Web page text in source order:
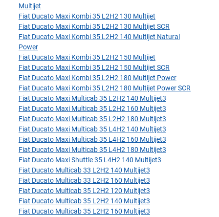
Multijet
Fiat Ducato Maxi Kombi 35 L2H2 130 Multijet
Fiat Ducato Maxi Kombi 35 L2H2 130 Multijet SCR
Fiat Ducato Maxi Kombi 35 L2H2 140 Multijet Natural
Power
Fiat Ducato Maxi Kombi 35 L2H2 150 Multijet
Fiat Ducato Maxi Kombi 35 L2H2 150 Multijet SCR
Fiat Ducato Maxi Kombi 35 L2H2 180 Multijet Power
Fiat Ducato Maxi Kombi 35 L2H2 180 Multijet Power SCR
Fiat Ducato Maxi Multicab 35 L2H2 140 Multijet3
Fiat Ducato Maxi Multicab 35 L2H2 160 Multijet3
Fiat Ducato Maxi Multicab 35 L2H2 180 Multijet3
Fiat Ducato Maxi Multicab 35 L4H2 140 Multijet3
Fiat Ducato Maxi Multicab 35 L4H2 160 Multijet3
Fiat Ducato Maxi Multicab 35 L4H2 180 Multijet3
Fiat Ducato Maxi Shuttle 35 L4H2 140 Multijet3
Fiat Ducato Multicab 33 L2H2 140 Multijet3
Fiat Ducato Multicab 33 L2H2 160 Multijet3
Fiat Ducato Multicab 35 L2H2 120 Multijet3
Fiat Ducato Multicab 35 L2H2 140 Multijet3
Fiat Ducato Multicab 35 L2H2 160 Multijet3